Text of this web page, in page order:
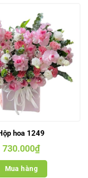
hoa 1249
730.000₫
Mua hàng